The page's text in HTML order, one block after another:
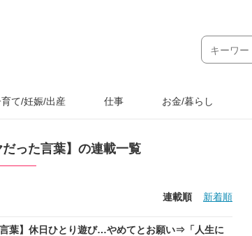
て/妊娠/出産 仕事 お金/暮らし
だった言葉】の連載一覧
連載順 新着順
言葉】休日ひとり遊び…やめてとお願い⇒「人生に